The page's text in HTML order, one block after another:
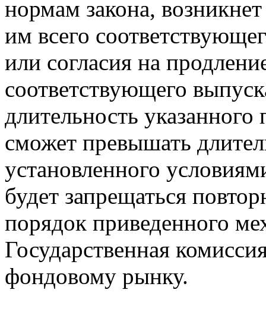
нормам закона,
им всего
или согласия на
соответствующего
длительность
сможет превышать
установленного
будет запрещаться
порядок приведенного
Государственная
фондовому рынку.